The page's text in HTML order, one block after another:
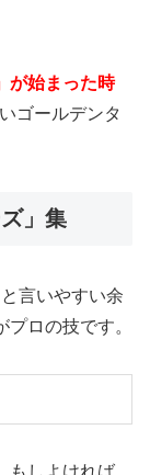
が始まった時
ゴールデンタ
」集
言いやすい余
ロの技です。
しよければ、